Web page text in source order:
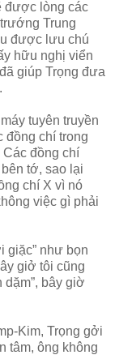
được lòng các
Trung
được lưu chú
hữu nghị viển
giúp Trọng đưa
tuyên truyền
đồng chí trong
Các đồng chí
tớ, sao lại
chí X vì nó
việc gì phải
giặc” như bọn
giở tôi cũng
dặm”, bây giờ
Kim, Trọng gởi
tâm, ông không